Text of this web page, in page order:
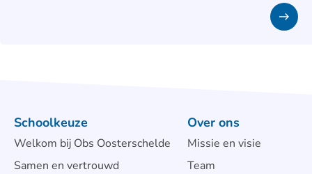
Schoolkeuze
Welkom bij Obs Oosterschelde
Samen en vertrouwd
Over ons
Missie en visie
Team